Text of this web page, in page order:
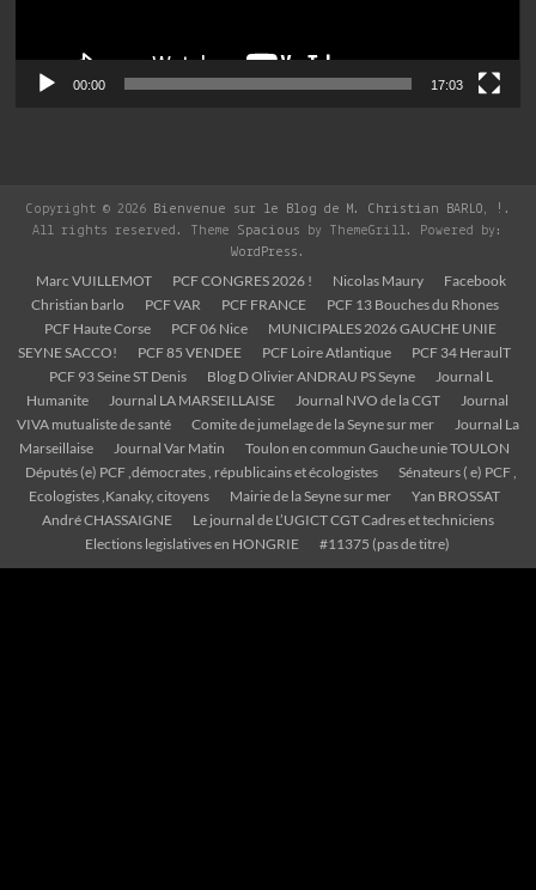
00:00 17:03
Copyright © 2026 Bienvenue sur le Blog de M. Christian BARLO, ! .
All rights reserved. Theme Spacious
by ThemeGrill. Powered by:
WordPress .
Marc VUILLEMOT PCF CONGRES 2026 ! Nicolas Maury
Facebook
Christian barlo
PCF VAR PCF FRANCE
PCF 13 Bouches du Rhones
PCF Haute Corse
PCF 06 Nice
MUNICIPALES 2026 GAUCHE UNIE
SEYNE SACCO!
PCF 85 VENDEE PCF Loire Atlantique
PCF 34 HeraulT
PCF 93 Seine ST Denis
Blog D Olivier ANDRAU PS Seyne
Journal L
Humanite
Journal LA MARSEILLAISE Journal NVO de la CGT
Journal
VIVA mutualiste de santé
Comite de jumelage de la Seyne sur mer
Journal La
Marseillaise
Journal Var Matin
Toulon en commun Gauche unie TOULON
Députés (e) PCF ,démocrates , républicains et écologistes
Sénateurs ( e) PCF ,
Ecologistes ,Kanaky, citoyens
Mairie de la Seyne sur mer
Yan BROSSAT
André CHASSAIGNE
Le journal de L’UGICT CGT Cadres et techniciens
Elections legislatives en HONGRIE
#11375 (pas de titre)